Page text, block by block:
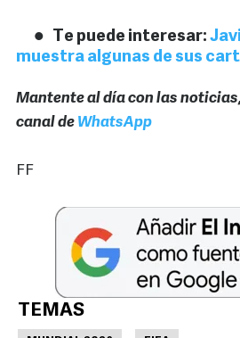
Te puede interesar:
muestra algunas de sus
Mantente al día con las
canal de WhatsApp
FF
TEMAS